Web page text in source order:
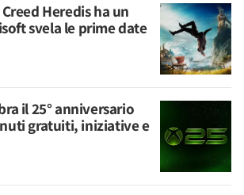
Heredis ha un
svela le prime date
il 25° anniversario
gratuiti, iniziative e